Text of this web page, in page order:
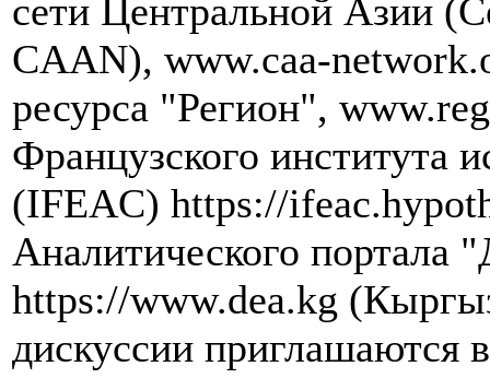
сети Центральной Азии
CAAN), www.caa-
ресурса "Регион",
Французского института
(IFEAC) https://
Аналитического портала
https://www.dea.kg
дискуссии приглашаются